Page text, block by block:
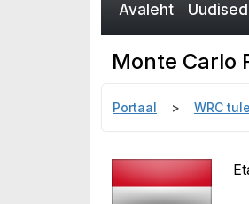
Avaleht Uudised
Monte Carlo
Portaal WRC